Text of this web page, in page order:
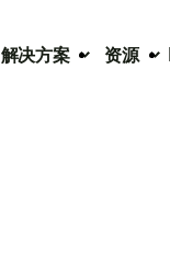
解决方案 资源